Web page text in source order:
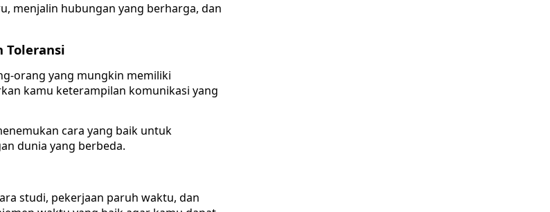
menjalin hubungan yang berharga, dan
Toleransi
orang yang mungkin memiliki
kamu keterampilan komunikasi yang
cara yang baik untuk
dunia yang berbeda.
studi, pekerjaan paruh waktu, dan